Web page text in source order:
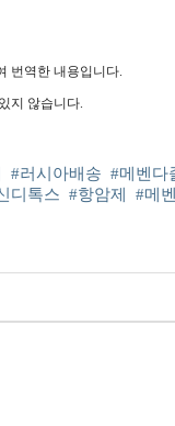
번역한 내용입니다.
지 않습니다.
#러시아배송 #메벤다
디톡스 #항암제
#메